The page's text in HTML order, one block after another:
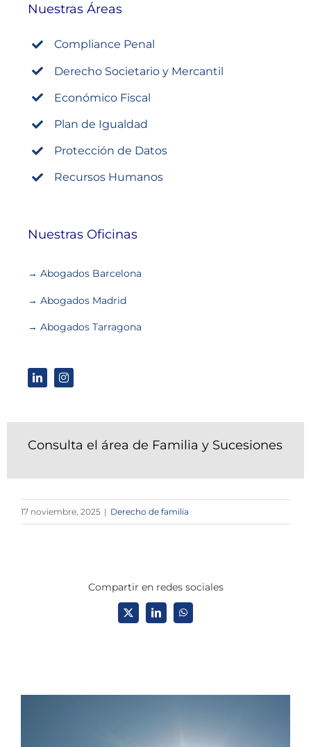
Nuestras Áreas
Compliance Penal
Derecho Societario y Mercantil
Económico Fiscal
Plan de Igualdad
Protección de Datos
Recursos Humanos
Nuestras Oficinas
→ Abogados Barcelona
→ Abogados Madrid
→ Abogados Tarragona
Consulta el área de Familia y Sucesiones
17 noviembre, 2025 | Derecho de familia
Compartir en redes sociales
X LinkedInWhatsApp